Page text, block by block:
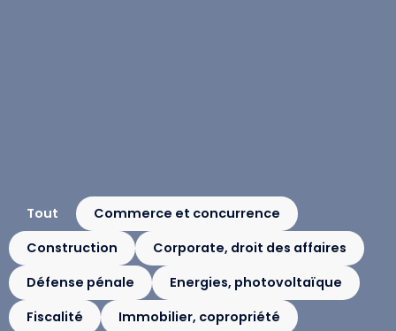
Commerce et concurrence
Construction
Corporate, droit des affaires
Défense pénale
Energies, photovoltaïque
Fiscalité
Immobilier, copropriété
Tout